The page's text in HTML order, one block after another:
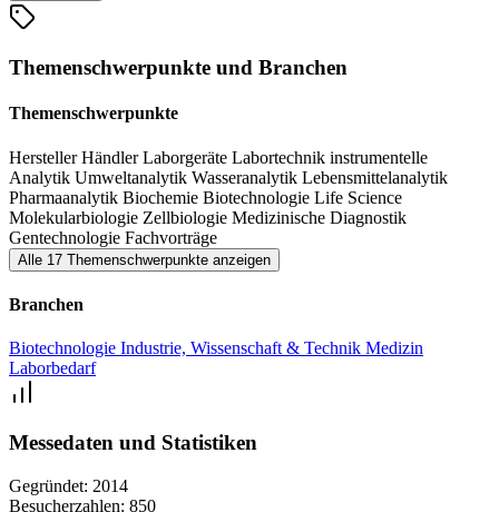
Zellbiologie, Medizinische Diagnostik und Gentechnologie für Ihre
außerdem auf der Labortechnikmesse LAB-SUPPLY Dresden
Fachwissen und Expertenrat zu verschiedenen Themen.
Themenschwerpunkte und Branchen
Themenschwerpunkte
HerstellerHändlerLaborgeräte Labortechnik instrumentelle
Analytik Umweltanalytik Wasseranalytik Lebensmittelanalytik
Pharmaanalytik Biochemie Biotechnologie Life Science
Molekularbiologie Zellbiologie Medizinische Diagnostik
Gentechnologie Fachvorträge
Alle 17 Themenschwerpunkte anzeigen
Branchen
Biotechnologie Industrie, Wissenschaft & Technik Medizin
Laborbedarf
Messedaten und Statistiken
Gegründet: 2014
Besucherzahlen: 850